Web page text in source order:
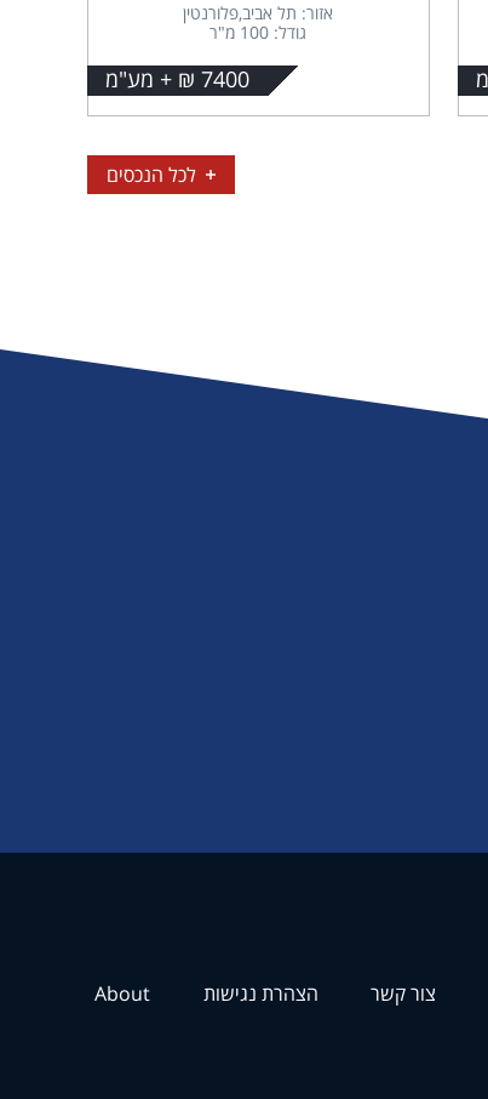
אזור: תל אביב,פלורנטין
גודל: 100 מ"ר
7400 ₪ + מע"מ
לכל הנכסים
צור קשר הצהרת נגישות About